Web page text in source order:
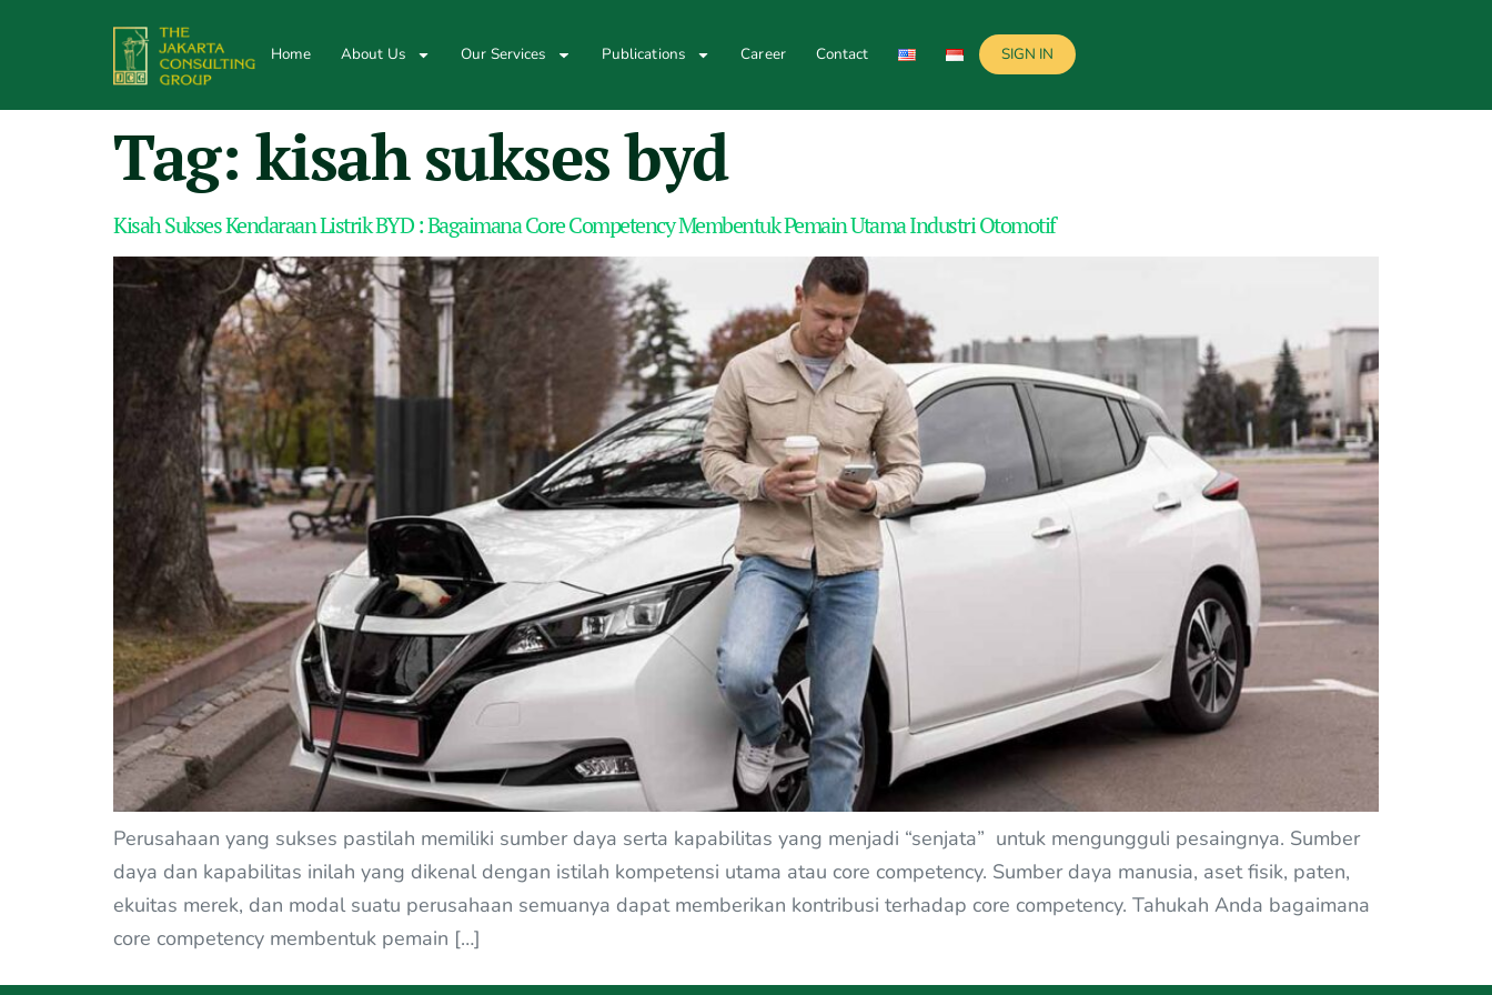
Home About Us Our Services Publications Career Contact SIGN IN
Tag: kisah sukses byd
Kisah Sukses Kendaraan Listrik BYD : Bagaimana Core Competency Membentuk Pemain Utama Industri Otomotif
Perusahaan yang sukses pastilah memiliki sumber daya serta kapabilitas yang menjadi “senjata” untuk mengungguli pesaingnya. Sumber
daya dan kapabilitas inilah yang dikenal dengan istilah kompetensi utama atau core competency. Sumber daya manusia, aset fisik, paten,
ekuitas merek, dan modal suatu perusahaan semuanya dapat memberikan kontribusi terhadap core competency. Tahukah Anda bagaimana
core competency membentuk pemain […]